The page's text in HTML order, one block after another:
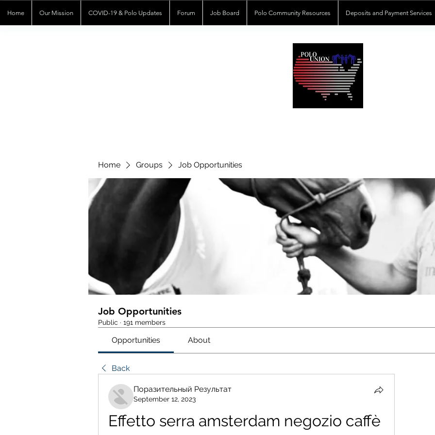
Home Our Mission COVID-19 & Polo Updates Forum Job Board Polo Community Resources Deposits and Payment Services
Home Groups Job Opportunities
Job Opportunities
Public · 191 members
Opportunities About
Back
Поразительный Результат
September 12, 2023
Effetto serra amsterdam negozio caffè